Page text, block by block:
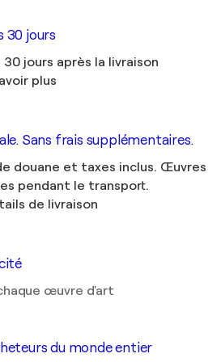
30 jours
jours après la livraison
plus
Sans frais supplémentaires.
douane et taxes inclus. Œuvres
pendant le transport.
de livraison
œuvre d'art
du monde entier